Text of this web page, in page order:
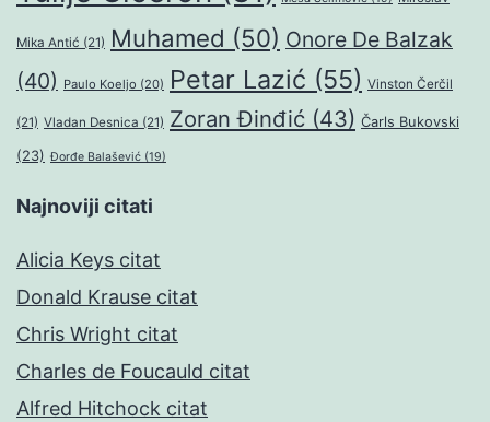
Mika Antić (21) Muhamed (50) Onore De Balzak
(40) Paulo Koeljo (20) Petar Lazić (55) Vinston Čerčil
(21) Vladan Desnica (21) Zoran Đinđić (43) Čarls Bukovski
(23) Đorđe Balašević (19)
Najnoviji citati
Alicia Keys citat
Donald Krause citat
Chris Wright citat
Charles de Foucauld citat
Alfred Hitchock citat